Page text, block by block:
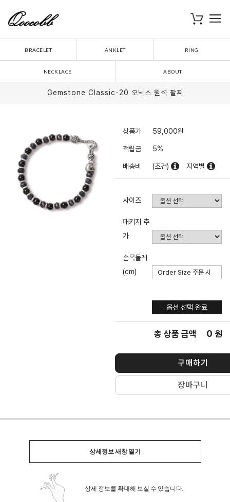
장바구니
BRACELET ANKLET RING
NECKLACE ABOUT
Gemstone Classic-20 오닉스 원석 팔찌
상품가 59,000원
적립금 5%
배송비 (조건) 지역별
사이즈
패키지 추
가
손목둘레
(cm)
옵션 선택 완료
총 상품 금액 0 원
구매하기
장바구니
상세정보 새창 열기
상세 정보를 확대해 보실 수 있습니다.